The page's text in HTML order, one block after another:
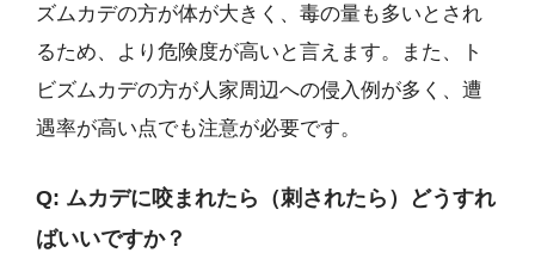
ズムカデの方が体が大きく、毒の量も多いとされ
るため、より危険度が高いと言えます。また、ト
ビズムカデの方が人家周辺への侵入例が多く、遭
遇率が高い点でも注意が必要です。
Q: ムカデに咬まれたら（刺されたら）どうすれ
ばいいですか？